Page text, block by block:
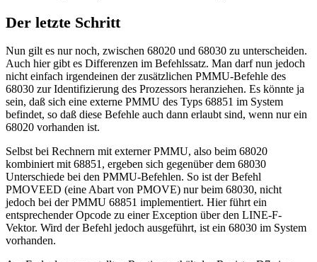
Der letzte Schritt
Nun gilt es nur noch, zwischen 68020 und 68030 zu unterscheiden.
Auch hier gibt es Differenzen im Befehlssatz. Man darf nun jedoch
nicht einfach irgendeinen der zusätzlichen PMMU-Befehle des
68030 zur Identifizierung des Prozessors heranziehen. Es könnte ja
sein, daß sich eine externe PMMU des Typs 68851 im System
befindet, so daß diese Befehle auch dann erlaubt sind, wenn nur ein
68020 vorhanden ist.
Selbst bei Rechnern mit externer PMMU, also beim 68020
kombiniert mit 68851, ergeben sich gegenüber dem 68030
Unterschiede bei den PMMU-Befehlen. So ist der Befehl
PMOVEED (eine Abart von PMOVE) nur beim 68030, nicht
jedoch bei der PMMU 68851 implementiert. Hier führt ein
entsprechender Opcode zu einer Exception über den LINE-F-
Vektor. Wird der Befehl jedoch ausgeführt, ist ein 68030 im System
vorhanden.